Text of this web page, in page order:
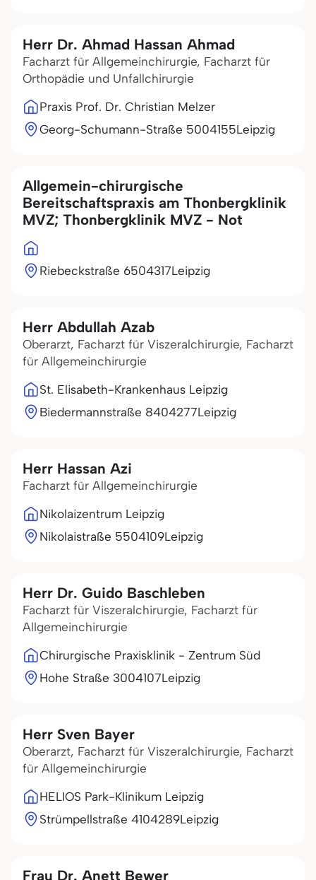
Herr Dr. Ahmad Hassan Ahmad
Facharzt für Allgemeinchirurgie, Facharzt für
Orthopädie und Unfallchirurgie
Praxis Prof. Dr. Christian Melzer
Georg-Schumann-Straße 5004155Leipzig
Allgemein-chirurgische
Bereitschaftspraxis am Thonbergklinik
MVZ; Thonbergklinik MVZ - Not
Riebeckstraße 6504317Leipzig
Herr Abdullah Azab
Oberarzt, Facharzt für Viszeralchirurgie, Facharzt
für Allgemeinchirurgie
St. Elisabeth-Krankenhaus Leipzig
Biedermannstraße 8404277Leipzig
Herr Hassan Azi
Facharzt für Allgemeinchirurgie
Nikolaizentrum Leipzig
Nikolaistraße 5504109Leipzig
Herr Dr. Guido Baschleben
Facharzt für Viszeralchirurgie, Facharzt für
Allgemeinchirurgie
Chirurgische Praxisklinik - Zentrum Süd
Hohe Straße 3004107Leipzig
Herr Sven Bayer
Oberarzt, Facharzt für Viszeralchirurgie, Facharzt
für Allgemeinchirurgie
HELIOS Park-Klinikum Leipzig
Strümpellstraße 4104289Leipzig
Frau Dr. Anett Bewer